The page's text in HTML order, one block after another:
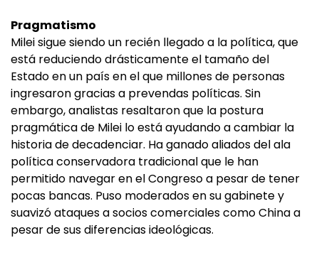
Pragmatismo
Milei sigue siendo un recién llegado a la política, que
está reduciendo drásticamente el tamaño del
Estado en un país en el que millones de personas
ingresaron gracias a prevendas políticas. Sin
embargo, analistas resaltaron que la postura
pragmática de Milei lo está ayudando a cambiar la
historia de decadenciar. Ha ganado aliados del ala
política conservadora tradicional que le han
permitido navegar en el Congreso a pesar de tener
pocas bancas. Puso moderados en su gabinete y
suavizó ataques a socios comerciales como China a
pesar de sus diferencias ideológicas.